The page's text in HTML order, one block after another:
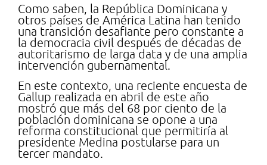
Como saben, la República Dominicana y
otros países de América Latina han tenido
una transición desafiante pero constante a
la democracia civil después de décadas de
autoritarismo de larga data y de una amplia
intervención gubernamental.
En este contexto, una reciente encuesta de
Gallup realizada en abril de este año
mostró que más del 68 por ciento de la
población dominicana se opone a una
reforma constitucional que permitiría al
presidente Medina postularse para un
tercer mandato.